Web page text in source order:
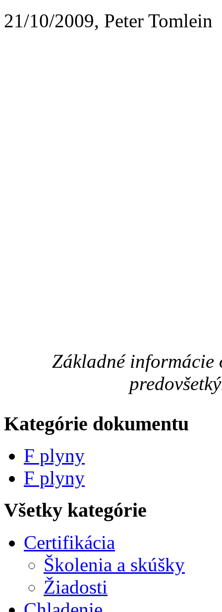
21/10/2009, Peter Tomlein
Základné informácie
Kategórie dokumentu
F plyny
F plyny
Všetky kategórie
Certifikácia
Školenia a skúšky
Žiadosti